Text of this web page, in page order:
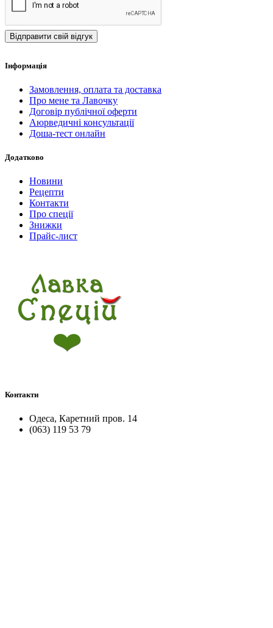
Відправити свій відгук
Iнформація
Замовлення, оплата та доставка
Про мене та Лавочку
Договір публічної оферти
Аюрведичні консультації
Доша-тест онлайн
Додатково
Новини
Рецепти
Контакти
Про спеції
Знижки
Прайс-лист
Контакти
Одеса, Каретний пров. 14
(063) 119 53 79